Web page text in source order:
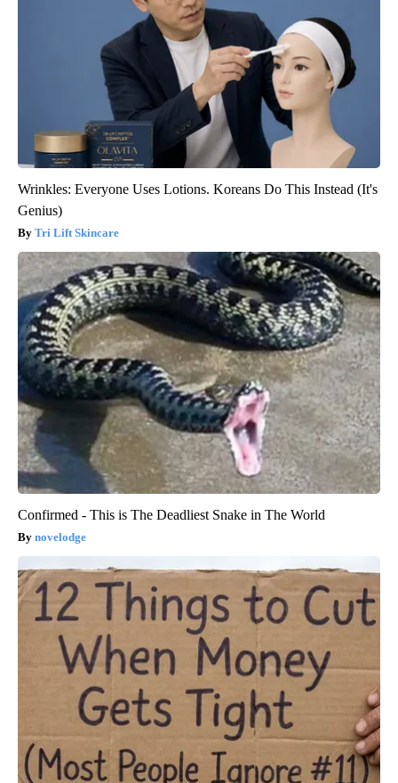
Wrinkles: Everyone Uses Lotions. Koreans Do This Instead (It's
Genius)
Tri Lift Skincare
Confirmed - This is The Deadliest Snake in The World
novelodge